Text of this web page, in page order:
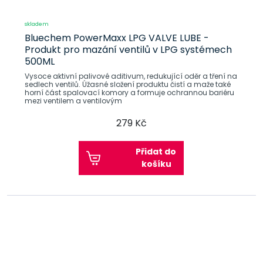
skladem
Bluechem PowerMaxx LPG VALVE LUBE -
Produkt pro mazání ventilů v LPG systémech
500ML
Vysoce aktivní palivové aditivum, redukující oděr a tření na
sedlech ventilů. Úžasné složení produktu čistí a maže také
horní část spalovací komory a formuje ochrannou bariéru
mezi ventilem a ventilovým
279 Kč
Přidat do
košíku